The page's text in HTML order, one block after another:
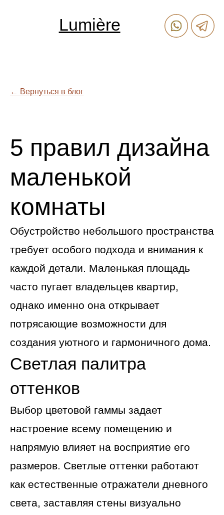
Lumière
← Вернуться в блог
5 правил дизайна
маленькой
комнаты
Обустройство небольшого пространства
требует особого подхода и внимания к
каждой детали. Маленькая площадь
часто пугает владельцев квартир,
однако именно она открывает
потрясающие возможности для
создания уютного и гармоничного дома.
Светлая палитра
оттенков
Выбор цветовой гаммы задает
настроение всему помещению и
напрямую влияет на восприятие его
размеров. Светлые оттенки работают
как естественные отражатели дневного
света, заставляя стены визуально